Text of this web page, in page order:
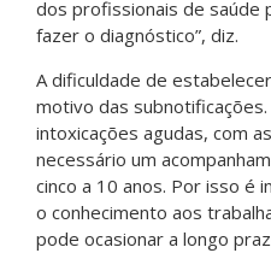
dos profissionais de saúde
fazer o diagnóstico”, diz.
A dificuldade de
motivo das subnotificações.
intoxicações agudas, com
necessário um
cinco a 10 anos. Por isso é
o conhecimento aos
pode ocasionar a longo